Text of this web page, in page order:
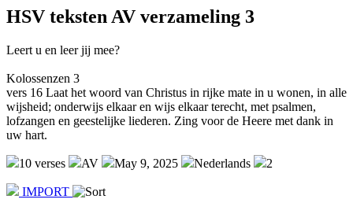
HSV teksten AV verzameling 3
Leert u en leer jij mee?
Kolossenzen 3
vers 16 Laat het woord van Christus in rijke mate in u wonen, in alle
wijsheid; onderwijs elkaar en wijs elkaar terecht, met psalmen,
lofzangen en geestelijke liederen. Zing voor de Heere met dank in
uw hart.
10 verses AV May 9, 2025 Nederlands 2
IMPORT